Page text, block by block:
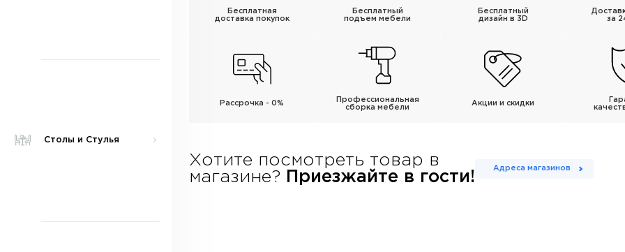
Столы и Стулья
Бесплатная
доставка покупок
Бесплатный
подъем мебели
Бесплатный
дизайн в 3D
за
Рассрочка - 0%
Профессиональная
сборка мебели
Акции и скидки
Хотите посмотреть товар в
магазине? Приезжайте в гости!
Адреса магазинов